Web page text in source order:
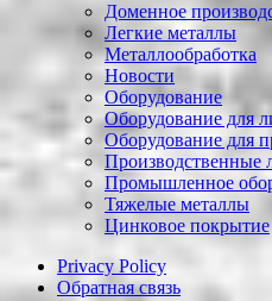
Доменное
Легкие металлы
Металлообработка
Новости
Оборудование
Оборудование для
Оборудование для
Производственные
Промышленное
Тяжелые металлы
Цинковое покрытие
Privacy Policy
Обратная связь